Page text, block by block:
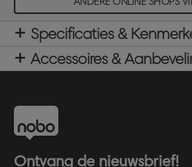
Specificaties &
Accessoires &
Ontvang de nieuwsbrief!